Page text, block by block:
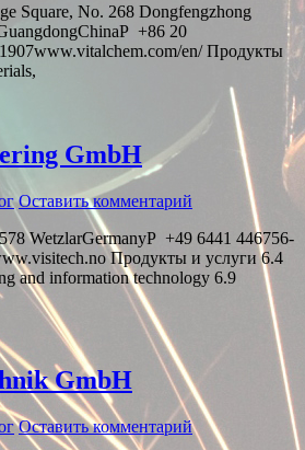
Square, No. 268 Dongfengzhong
+86 20
en/ Продукты
GmbH
Оставить комментарий
WetzlarGermanyP +49 6441 446756-
Продукты и услуги 6.4
and information technology 6.9
GmbH
Оставить комментарий